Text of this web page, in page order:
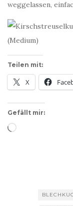
weggelassen,
Teilen mit:
X
Gefällt mir:
Wird